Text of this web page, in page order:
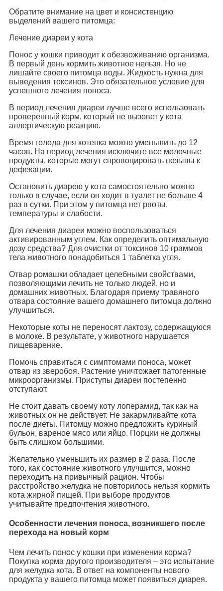
Обратите внимание на цвет и консистенцию
выделений вашего питомца:
Лечение диареи у кота
Понос у кошки приводит к обезвоживанию организма.
В первый день кормить животное нельзя. Но не
лишайте своего питомца воды. Жидкость нужна для
выведения токсинов. Это обязательное условие для
успешного лечения поноса.
В период лечения диареи лучше всего использовать
проверенный корм, который не вызовет у кота
аллергическую реакцию.
Время голода для котенка можно уменьшить до 12
часов. На период лечения исключите все молочные
продукты, которые могут спровоцировать позывы к
дефекации.
Остановить диарею у кота самостоятельно можно
только в случае, если он ходит в туалет не больше 4
раз в сутки. При этом у питомца нет рвоты,
температуры и слабости.
Для лечения диареи можно воспользоваться
активированным углем. Как определить оптимальную
дозу средства? Для очистки от токсинов 10 граммов
тела животного понадобиться 1 таблетка угля.
Отвар ромашки обладает целебными свойствами,
позволяющими лечить не только людей, но и
домашних животных. Благодаря приему травяного
отвара состояние вашего домашнего питомца должно
улучшиться.
Некоторые коты не переносят лактозу, содержащуюся
в молоке. В результате, у животного нарушается
пищеварение.
Помочь справиться с симптомами поноса, может
отвар из зверобоя. Растение уничтожает патогенные
микроорганизмы. Приступы диареи постепенно
отступают.
Не стоит давать своему коту лоперамид, так как на
животных он не действует. Не закармливайте кота
после диеты. Питомцу можно предложить куриный
бульон, вареное мясо или яйцо. Порции не должны
быть слишком большими.
Желательно уменьшить их размер в 2 раза. После
того, как состояние животного улучшится, можно
переходить на привычный рацион. Чтобы
расстройство желудка не повторилось нельзя кормить
кота жирной пищей. При выборе продуктов
учитывайте предпочтения животного.
Особенности лечения поноса, возникшего после
перехода на новый корм
Чем лечить понос у кошки при изменении корма?
Покупка корма другого производителя – это испытание
для желудка кота. В ответ на компоненты нового
продукта у вашего питомца может появиться диарея.